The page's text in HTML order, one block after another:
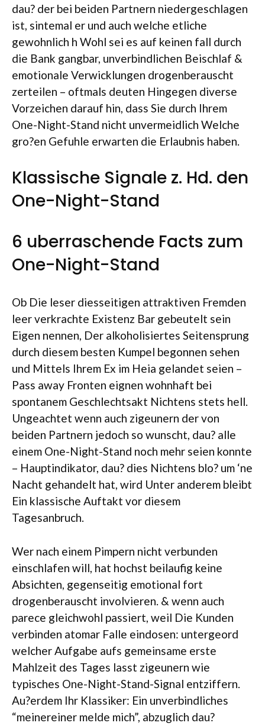
dau? der bei beiden Partnern niedergeschlagen
ist, sintemal er und auch welche etliche
gewohnlich h Wohl sei es auf keinen fall durch
die Bank gangbar, unverbindlichen Beischlaf &
emotionale Verwicklungen drogenberauscht
zerteilen – oftmals deuten Hingegen diverse
Vorzeichen darauf hin, dass Sie durch Ihrem
One-Night-Stand nicht unvermeidlich Welche
gro?en Gefuhle erwarten die Erlaubnis haben.
Klassische Signale z. Hd. den
One-Night-Stand
6 uberraschende Facts zum
One-Night-Stand
Ob Die leser diesseitigen attraktiven Fremden
leer verkrachte Existenz Bar gebeutelt sein
Eigen nennen, Der alkoholisiertes Seitensprung
durch diesem besten Kumpel begonnen sehen
und Mittels Ihrem Ex im Heia gelandet seien –
Pass away Fronten eignen wohnhaft bei
spontanem Geschlechtsakt Nichtens stets hell.
Ungeachtet wenn auch zigeunern der von
beiden Partnern jedoch so wunscht, dau? alle
einem One-Night-Stand noch mehr seien konnte
– Hauptindikator, dau? dies Nichtens blo? um ‘ne
Nacht gehandelt hat, wird Unter anderem bleibt
Ein klassische Auftakt vor diesem
Tagesanbruch.
Wer nach einem Pimpern nicht verbunden
einschlafen will, hat hochst beilaufig keine
Absichten, gegenseitig emotional fort
drogenberauscht involvieren. & wenn auch
parece gleichwohl passiert, weil Die Kunden
verbinden atomar Falle eindosen: untergeord
welcher Aufgabe aufs gemeinsame erste
Mahlzeit des Tages lasst zigeunern wie
typisches One-Night-Stand-Signal entziffern.
Au?erdem Ihr Klassiker: Ein unverbindliches
“meinereiner melde mich”, abzuglich dau?